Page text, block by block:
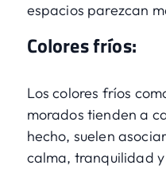
espacios parezcan
Colores fríos:
Los colores fríos
morados tienden a
hecho, suelen
calma, tranquilidad